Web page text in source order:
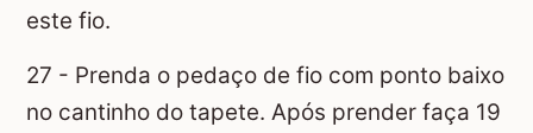
este fio.
27 - Prenda o pedaço de fio com ponto baixo
no cantinho do tapete. Após prender faça 19